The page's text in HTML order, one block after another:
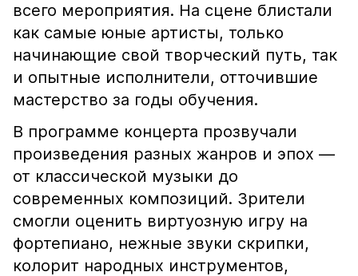
всего мероприятия. На сцене блистали
как самые юные артисты, только
начинающие свой творческий путь, так
и опытные исполнители, отточившие
мастерство за годы обучения.
В программе концерта прозвучали
произведения разных жанров и эпох —
от классической музыки до
современных композиций. Зрители
смогли оценить виртуозную игру на
фортепиано, нежные звуки скрипки,
колорит народных инструментов,